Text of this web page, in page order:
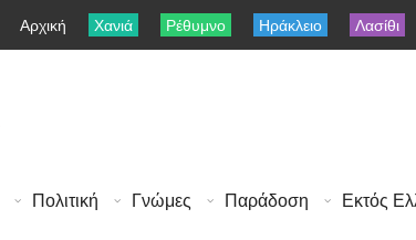
Αρχική Χανιά Ρέθυμνο Ηράκλειο Λασίθι
Πολιτική Γνώμες Παράδοση Εκτός